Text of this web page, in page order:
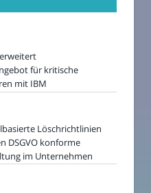
erweitert
für kritische
mit IBM
Löschrichtlinien
DSGVO konforme
im Unternehmen